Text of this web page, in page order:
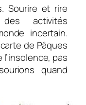
Sourire et rire
activités
incertain.
de Pâques
l’insolence, pas
quand